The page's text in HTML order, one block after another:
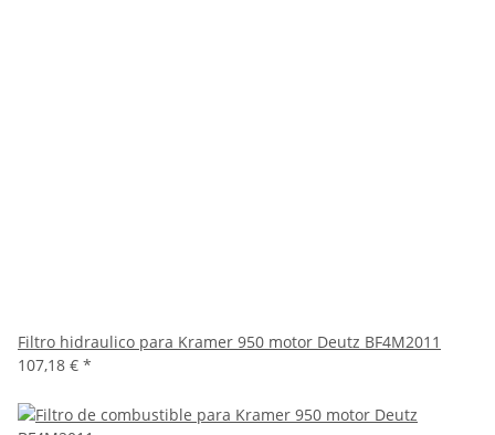
Filtro hidraulico para Kramer 950 motor Deutz BF4M2011
107,18 € *